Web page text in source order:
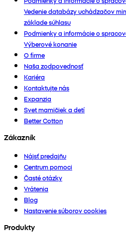
Vedenie databázy uchádzačov
základe súhlasu
Podmienky a informácie o
Výberové konanie
O firme
Naša zodpovednosť
Kariéra
Kontaktujte nás
Expanzia
Svet mamičiek a detí
Better Cotton
Zákazník
Nájsť predajňu
Centrum pomoci
Časté otázky
Vrátenia
Blog
Nastavenie súborov cookies
Produkty